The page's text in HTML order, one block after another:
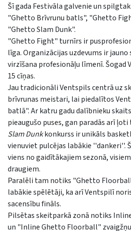
Šī gada Festivāla galvenie un
"Ghetto Brīvrunu batls", "Ghetto
"Ghetto Slam Dunk".
"Ghetto Fight" turnīrs ir
līga. Organizācijas uzdevums ir
virzīšana profesionāļu līmenī. Šogad
15 cīņas.
Jau tradicionāli Ventspils centrā uz
brīvrunas meistari, lai piedalītos
batlā". Ar katru gadu dalībnieku
pieaugušo puses, gan paradās arī
Slam Dunkkonkurss ir unikāls
vienuviet pulcējas labākie ''dankeri''.
viens no gaidītākajiem sezonā,
draugiem.
Paralēli tam notiks "Ghetto
labākie spēlētāji, ka arī Ventspilī
sacensību fināls.
Pilsētas skeitparkā zonā notiks
un "Inline Ghetto Floorball"